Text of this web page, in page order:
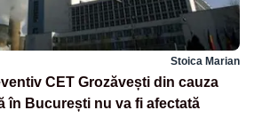
Stoica Marian
CET Grozăvești din cauza
în București nu va fi afectată